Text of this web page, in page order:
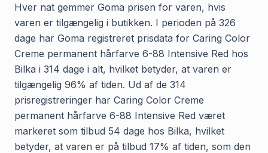
Hver nat gemmer Goma prisen for varen, hvis
varen er tilgængelig i butikken. I perioden på 326
dage har Goma registreret prisdata for Caring Color
Creme permanent hårfarve 6-88 Intensive Red hos
Bilka i 314 dage i alt, hvilket betyder, at varen er
tilgængelig 96% af tiden. Ud af de 314
prisregistreringer har Caring Color Creme
permanent hårfarve 6-88 Intensive Red været
markeret som tilbud 54 dage hos Bilka, hvilket
betyder, at varen er på tilbud 17% af tiden, som den